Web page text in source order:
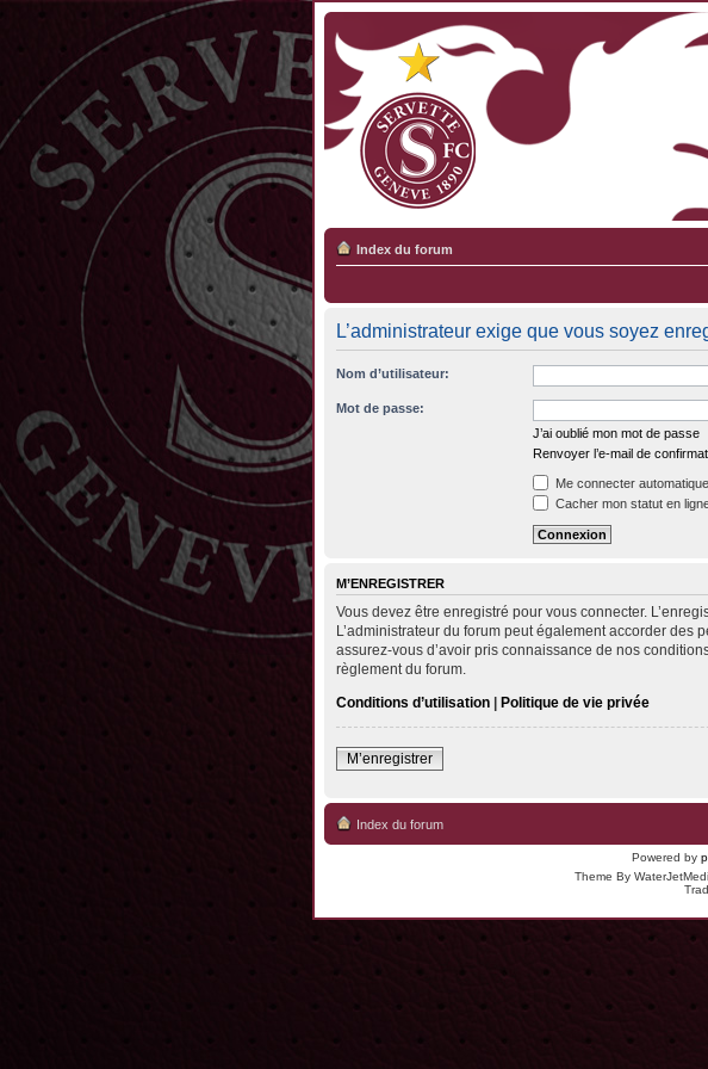
Index du forum
L’administrateur exige que vous soyez
Nom d’utilisateur:
Mot de passe:
J’ai oublié mon mot de passe
Renvoyer l’e-mail de
Me connecter
Cacher mon statut en
M’ENREGISTRER
Vous devez être enregistré pour vous connecter.
L’administrateur du forum peut également accorder des
assurez-vous d’avoir pris connaissance de nos
règlement du forum.
Conditions d’utilisation | Politique de vie privée
M’enregistrer
Index du forum
Powered by
Theme By